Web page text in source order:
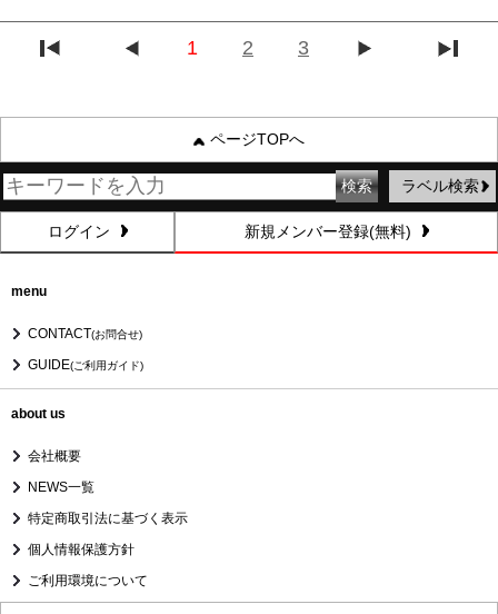
1 2 3
ページTOPへ
ラベル検索
ログイン 新規メンバー登録(無料)
menu
CONTACT(お問合せ)
GUIDE(ご利用ガイド)
about us
会社概要
NEWS一覧
特定商取引法に基づく表示
個人情報保護方針
ご利用環境について